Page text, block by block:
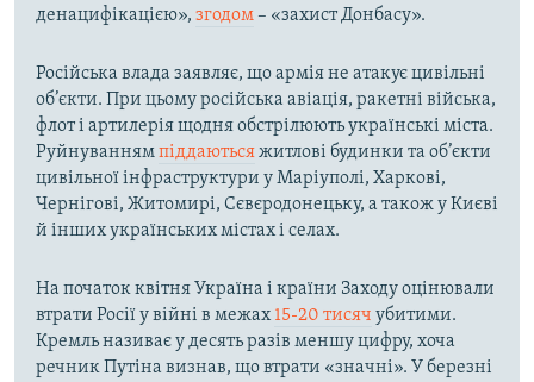
денацифікацією», згодом– «захист Донбасу».
Російська влада заявляє, що армія не атакує цивільні
об’єкти. При цьому російська авіація, ракетні війська,
флот і артилерія щодня обстрілюють українські міста.
Руйнуваннямпіддаютьсяжитлові будинки та об’єкти
цивільної інфраструктури у Маріуполі, Харкові,
Чернігові, Житомирі, Сєвєродонецьку, а також у Києві
й інших українських містах і селах.
На початок квітня Україна і країни Заходу оцінювали
втрати Росії у війні в межах 15-20 тисяч убитими.
Кремль називає у десять разів меншу цифру, хоча
речник Путіна визнав, що втрати «значні». У березні